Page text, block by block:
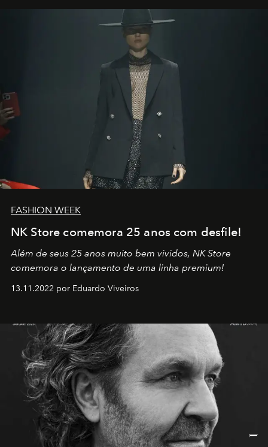
por propósitos, com um claro senso de missão na vida e
FASHION WEEK
NK Store comemora 25 anos com desfile!
Além de seus 25 anos muito bem vividos, NK Store
comemora o lançamento de uma linha premium!
13.11.2022 por Eduardo Viveiros